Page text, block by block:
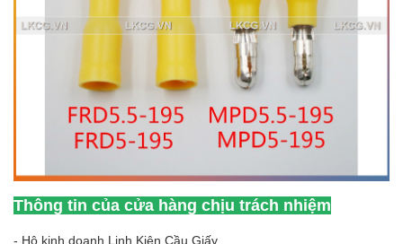
Thông tin của cửa hàng chịu trách nhiệm
- Hộ kinh doanh Linh Kiện Cầu Giấy